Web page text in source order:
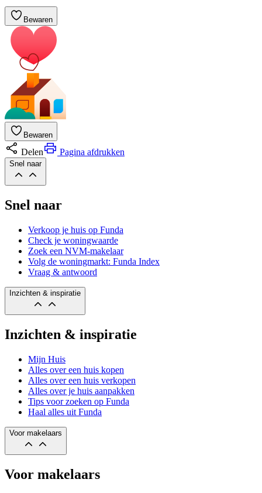
Bewaren
Bewaren
Delen Pagina afdrukken
Snel naar
Snel naar
Verkoop je huis op Funda
Check je woningwaarde
Zoek een NVM-makelaar
Volg de woningmarkt: Funda Index
Vraag & antwoord
Inzichten & inspiratie
Inzichten & inspiratie
Mijn Huis
Alles over een huis kopen
Alles over een huis verkopen
Alles over je huis aanpakken
Tips voor zoeken op Funda
Haal alles uit Funda
Voor makelaars
Voor makelaars